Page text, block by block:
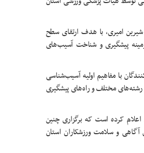
امیری، با هدف ارتقای سطح
پیشگیری و شناخت آسیب‌های
با مفاهیم اولیه آسیب‌شناسی
مختلف و راه‌های پیشگیری
کرده است که برگزاری چنین
آگاهی و سلامت ورزشکاران استان